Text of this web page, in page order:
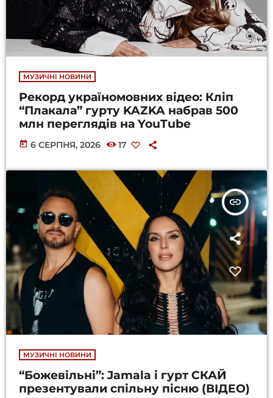
МУЗИЧНІ НОВИНИ
Рекорд україномовних відео: Кліп
“Плакала” гурту KAZKA набрав 500
млн переглядів на YouTube
today 6 СЕРПНЯ, 2026 17
insert_link
МУЗИЧНІ НОВИНИ
“Божевільні”: Jamala і гурт СКАЙ
презентували спільну пісню (ВІДЕО)